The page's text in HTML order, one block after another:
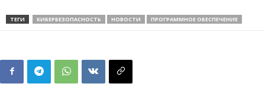
ТЕГИ КИБЕРБЕЗОПАСНОСТЬ НОВОСТИ ПРОГРАММНОЕ ОБЕСПЕЧЕНИЕ